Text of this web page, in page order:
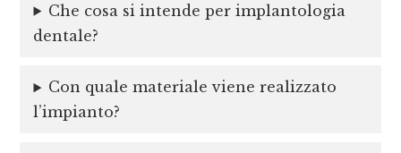
Che cosa si intende per implantologia
dentale?
Con quale materiale viene realizzato
l’impianto?